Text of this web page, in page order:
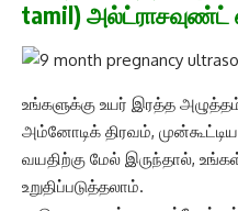
tamil) அல்ட்ராசவுண்ட்
உங்களுக்கு உயர் இரத்த
அம்னோடிக் திரவம்,
வயதிற்கு மேல் இருந்தால்,
உறுதிப்படுத்தலாம்.